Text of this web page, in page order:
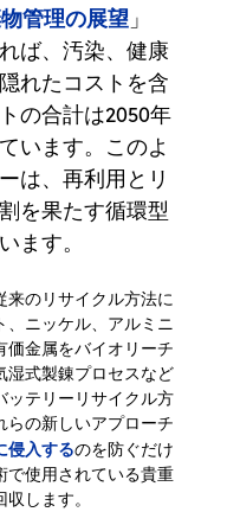
管理の展望 」
ば、汚染、健康
れたコストを含
の合計は2050年
います。このよ
は、再利用とリ
を果たす循環型
ます。
のリサイクル方法に
、ニッケル、アルミニ
価金属をバイオリーチ
湿式製錬プロセスなど
ッテリーリサイクル方
の新しいアプローチ
侵入するのを防ぐだけ
で使用されている貴重
します。